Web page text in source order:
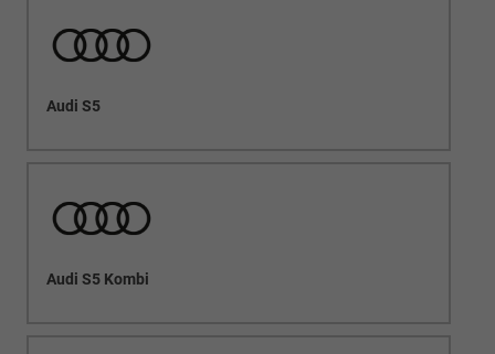
Audi S5
Audi S5 Kombi